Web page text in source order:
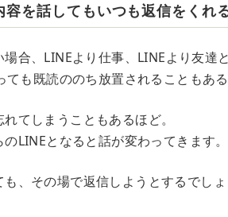
容を話してもいつも返信をくれ
合、LINEより仕事、LINEより友達
ても既読ののち放置されることもある
てしまうこともあるほど。
LINEとなると話が変わってきます。
、その場で返信しようとするでしょ